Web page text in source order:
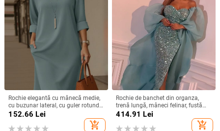
Rochie elegantă cu mânecă medie,
cu buzunar lateral, cu guler rotund,
versatilă, de culoare solidă, din
152.66 Lei
add_shopping_cart
Rochie de banchet din organza,
trenă lungă, mâneci felinar, fustă
lungă — Primăvara 2024
414.91 Lei
add_shopping_cart